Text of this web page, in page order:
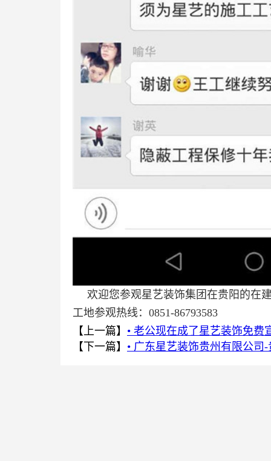
欢迎您参观星艺装饰集团在贵阳的在
工地参观热线：0851-86793583
【上一篇】 • 老公现在成了星艺装饰免费
【下一篇】 • 广东星艺装饰贵州有限公司